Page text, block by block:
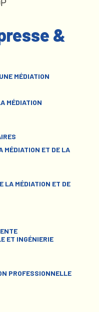
&
MÉDIATION
MÉDIATION
MÉDIATION ET DE LA
LA MÉDIATION ET DE
ET INGÉNIERIE
PROFESSIONNELLE